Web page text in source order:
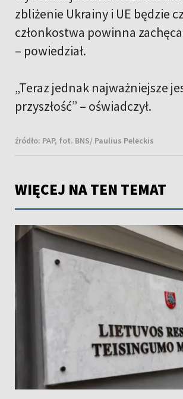
zbliżenie Ukrainy i UE będzie
członkostwa powinna
– powiedział.
„Teraz jednak najważniejsze
przyszłość” – oświadczył.
źródło: PAP, fot. BNS/ Paulius Peleckis
WIĘCEJ NA TEN TEMAT